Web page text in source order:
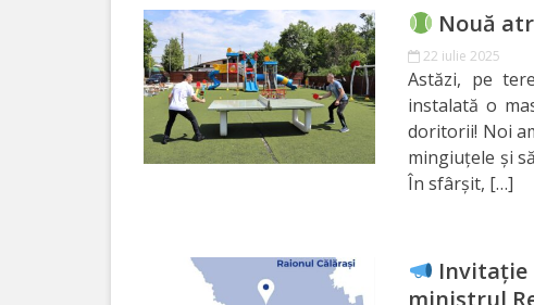
Atragere
Investiţiilor
Nouă
22 iulie 2025
Astăzi, pe
instalată o
doritorii! Noi
mingiuțele și
În sfârșit, […]
Invitație
ministrul